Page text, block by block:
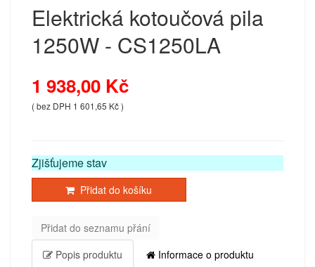
Elektrická kotoučová pila
1250W - CS1250LA
1 938,00 Kč
( bez DPH 1 601,65 Kč )
Zjišťujeme stav
Přidat do košíku
Přidat do seznamu přání
Popis produktu
Informace o produktu